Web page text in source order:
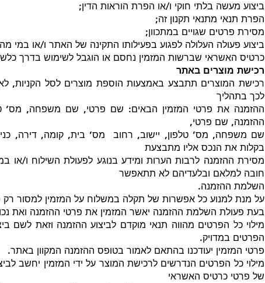
ביצוע מעשה בלתי חוקי ו/או הפרת הוראות הדין;
הפרת תנאי מתנאי תקנון זה;
מסירת פרטים שגויים במתכוון;
ביצוע פעולה העלולה לפגוע בפעילותו התקינה של האתר ו/או במי
כרטיס האשראי שברשות המזמין נחסם או הוגבל לשימוש בדרך
רכישת מוצרים באתר
רכישת המוצרים תתבצע באמצעות הוספת מוצרים לסל הקניות,
לכך בתהליך
ההזמנה את פרטי המזמין הבאים: שם פרטי, שם משפחה, מס’
ההזמנה, שם פרטי,
שם משפחה, מס’ טלפון, יישוב, רחוב מס’ בית, קומה, דירה,
בקלות את הנכס אליו מתבצעת
מסירת ההזמנה לרבות הערות ומידע בנוגע לפעולת השילוח ו/או
חובה למלאם ובלעדיהם לא תתאפשר
השלמת ההזמנה.
על מנת למנוע כל אפשרות של תקלה במשלוח על המזמין למסור רק
בעת פעולת השלמת ההזמנה יאשר המזמין את פרטי ההזמנה ואת
מילוי כל הפרטים מהווה תנאי מוקדם לביצוע ההזמנה וזאת לשם
הפרטים במדויק.
פרטי המזמין יעודכנו בהתאם לאמור בטופס ההזמנה המקוון באתר.
מילוי כל הפרטים הנדרשים לרכישת המוצר על ידי המזמין יחשב
של פרטי כרטיס האשראי